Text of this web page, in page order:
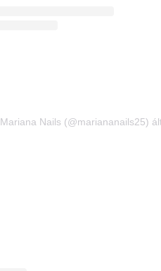
Mariana Nails (@mariananails25)